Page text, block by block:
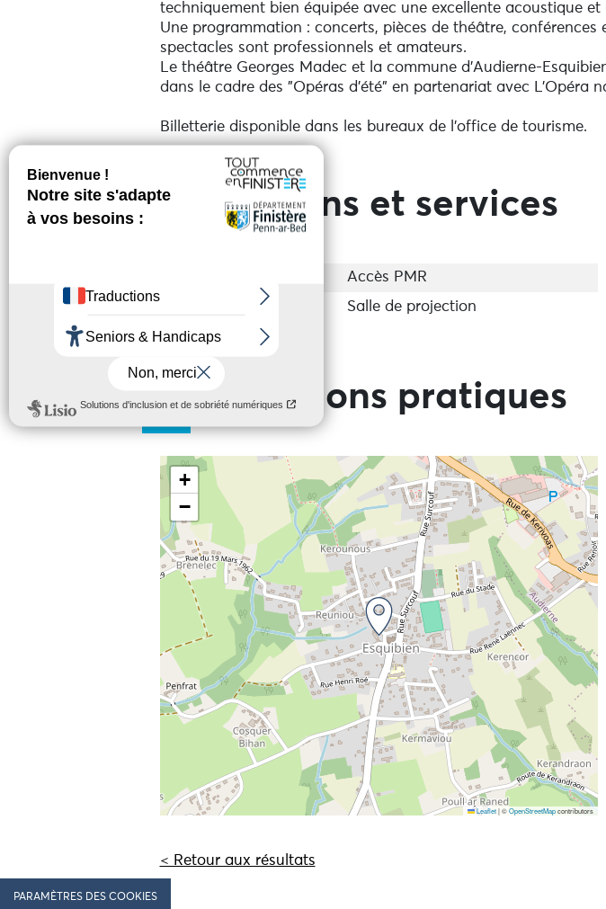
techniquement bien équipée avec une excellente acoustique
Une programmation : concerts, pièces de théâtre,
spectacles sont professionnels et amateurs.
Le théâtre Georges Madec et la commune d'Audierne-
dans le cadre des "Opéras d'été" en partenariat avec L'Opéra
Billetterie disponible dans les bureaux de l'office de tourisme.
Prestations et services
Accès PMR
Salle de projection
Informations pratiques
+
−
Leaflet |©OpenStreetMapcontributors
< Retour aux résultats
PARAMÈTRES DES COOKIES